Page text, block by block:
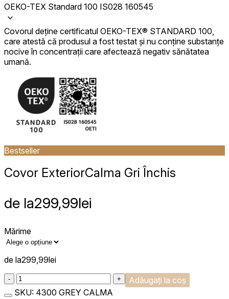
OEKO-TEX Standard 100 IS028 160545
Covorul deține certificatul OEKO-TEX® STANDARD 100,
care atestă că produsul a fost testat și nu conține substanțe
nocive în concentrații care afectează negativ sănătatea
umană.
Bestseller
Covor ExteriorCalma Gri Închis
de la299,99lei
Mărime
de la299,99lei
:product_name quantity
- +
Adăugați la coș
SKU: 4300 GREY CALMA